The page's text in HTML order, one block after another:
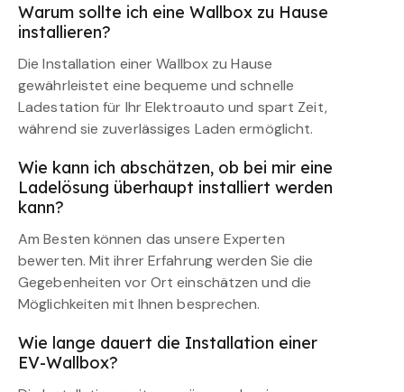
Warum sollte ich eine Wallbox zu Hause
installieren?
Die Installation einer Wallbox zu Hause
gewährleistet eine bequeme und schnelle
Ladestation für Ihr Elektroauto und spart Zeit,
während sie zuverlässiges Laden ermöglicht.
Wie kann ich abschätzen, ob bei mir eine
Ladelösung überhaupt installiert werden
kann?
Am Besten können das unsere Experten
bewerten. Mit ihrer Erfahrung werden Sie die
Gegebenheiten vor Ort einschätzen und die
Möglichkeiten mit Ihnen besprechen.
Wie lange dauert die Installation einer
EV-Wallbox?